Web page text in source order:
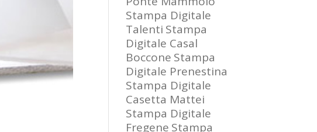
Stampa Digitale
Talenti Stampa
Digitale Casal
Boccone Stampa
Digitale Prenestina
Stampa Digitale
Casetta Mattei
Stampa Digitale
Fregene Stampa